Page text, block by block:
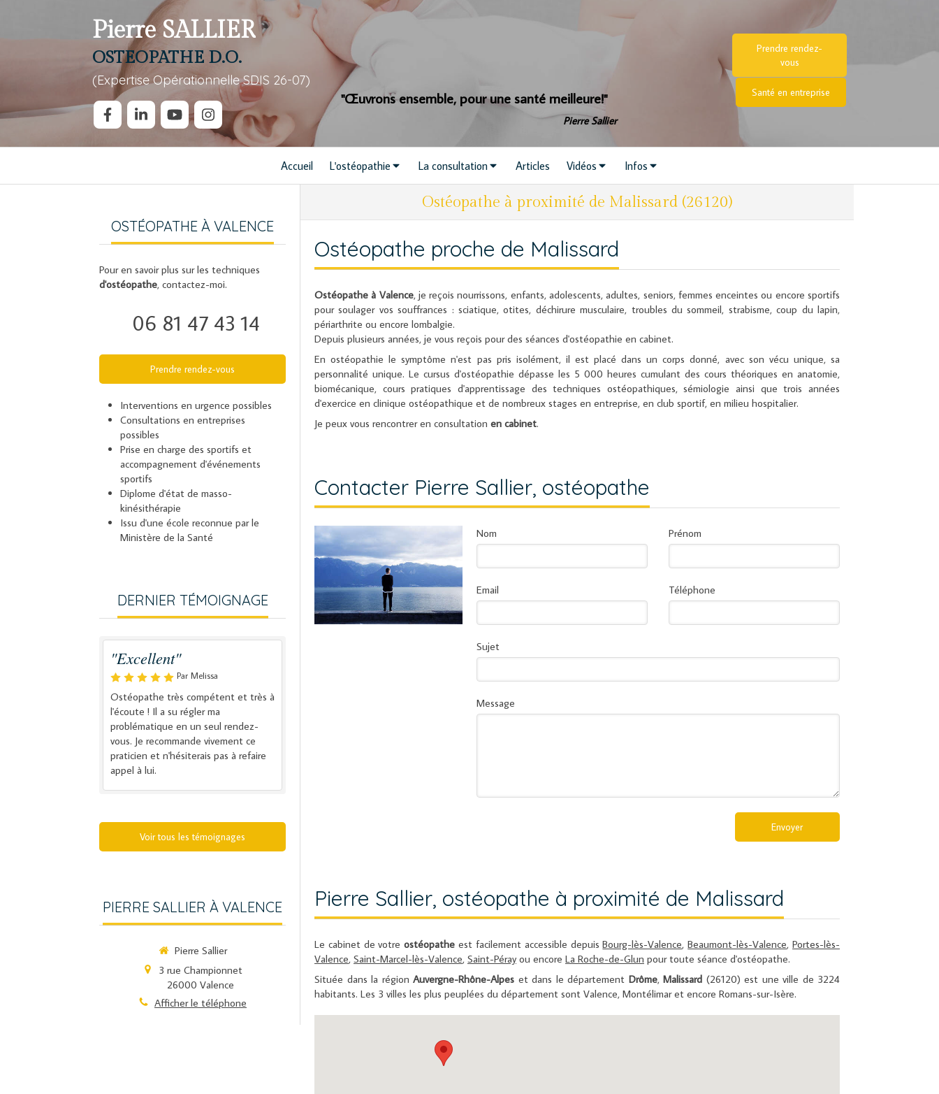
Pierre SALLIER
Prendre rendez-
vous
OSTEOPATHE D.O.
(Expertise Opérationnelle SDIS 26-07)
Santé en entreprise
"Œuvrons ensemble, pour une santé meilleure!"
Pierre Sallier
Accueil L'ostéopathie La consultation Articles Vidéos Infos
Ostéopathe à proximité de Malissard (26120)
Ostéopathe proche de Malissard
Ostéopathe à Valence, je reçois nourrissons, enfants, adolescents, adultes, seniors, femmes enceintes ou encore sportifs
pour soulager vos souffrances : sciatique, otites, déchirure musculaire, troubles du sommeil, strabisme, coup du lapin,
périarthrite ou encore lombalgie.
Depuis plusieurs années, je vous reçois pour des séances d'ostéopathie en cabinet.
En ostéopathie le symptôme n'est pas pris isolément, il est placé dans un corps donné, avec son vécu unique, sa
personnalité unique. Le cursus d'ostéopathie dépasse les 5 000 heures cumulant des cours théoriques en anatomie,
biomécanique, cours pratiques d'apprentissage des techniques ostéopathiques, sémiologie ainsi que trois années
d'exercice en clinique ostéopathique et de nombreux stages en entreprise, en club sportif, en milieu hospitalier.
Je peux vous rencontrer en consultation en cabinet.
Contacter Pierre Sallier, ostéopathe
Nom Prénom
Email Téléphone
Sujet
Message
Envoyer
Pierre Sallier, ostéopathe à proximité de Malissard
Le cabinet de votreostéopathe est facilement accessible depuisBourg-lès-Valence,Beaumont-lès-Valence,Portes-lès-
Valence, Saint-Marcel-lès-Valence, Saint-Péray ou encore La Roche-de-Glun pour toute séance d'ostéopathe.
Située dans la région Auvergne-Rhône-Alpes et dans le département Drôme, Malissard (26120) est une ville de 3224
habitants. Les 3 villes les plus peuplées du département sont Valence, Montélimar et encore Romans-sur-Isère.
OSTÉOPATHE À VALENCE
Pour en savoir plus sur les techniques
d'ostéopathe, contactez-moi.
06 81 47 43 14
Prendre rendez-vous
Interventions en urgence possibles
Consultations en entreprises
possibles
Prise en charge des sportifs et
accompagnement d'événements
sportifs
Diplome d'état de masso-
kinésithérapie
Issu d'une école reconnue par le
Ministère de la Santé
DERNIER TÉMOIGNAGE
"Excellent"
Par Melissa
Ostéopathe très compétent et très à
l'écoute ! Il a su régler ma
problématique en un seul rendez-
vous. Je recommande vivement ce
praticien et n'hésiterais pas à refaire
appel à lui.
Voir tous les témoignages
PIERRE SALLIER À VALENCE
Pierre Sallier
3 rue Championnet
26000 Valence
Afficher le téléphone